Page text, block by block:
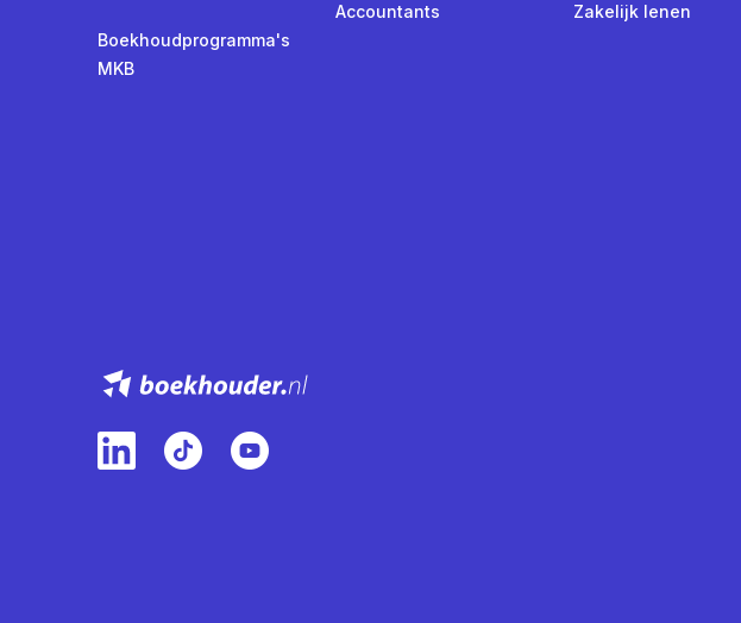
Boekhoudprogramma's
MKB
Accountants Zakelijk lenen